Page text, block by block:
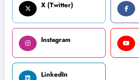
X (Twitter)
Instagram
LinkedIn